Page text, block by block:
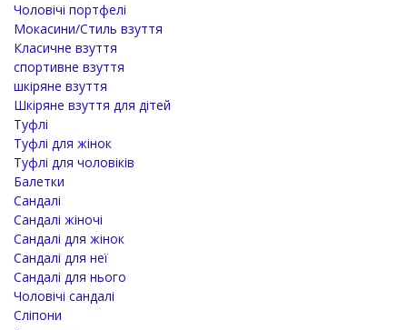
Чоловічі портфелі
Мокасини/Стиль взуття
Класичне взуття
спортивне взуття
шкіряне взуття
Шкіряне взуття для дітей
Туфлі
Туфлі для жінок
Туфлі для чоловіків
Балетки
Сандалі
Сандалі жіночі
Сандалі для жінок
Сандалі для неї
Сандалі для нього
Чоловічі сандалі
Сліпони